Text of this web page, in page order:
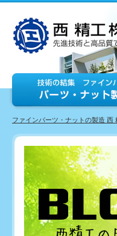
ファインパーツ・ナットの製造 西